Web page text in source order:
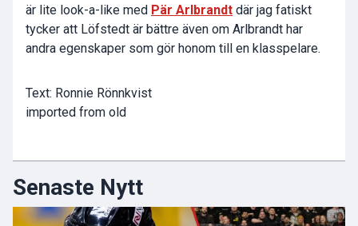
är lite look-a-like med Pär Arlbrandt där jag fatiskt
tycker att Löfstedt är bättre även om Arlbrandt har
andra egenskaper som gör honom till en klasspelare.
Text: Ronnie Rönnkvist
imported from old
Senaste Nytt